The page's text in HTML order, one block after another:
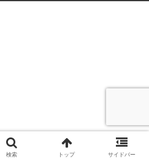
検索 トップ サイドバー